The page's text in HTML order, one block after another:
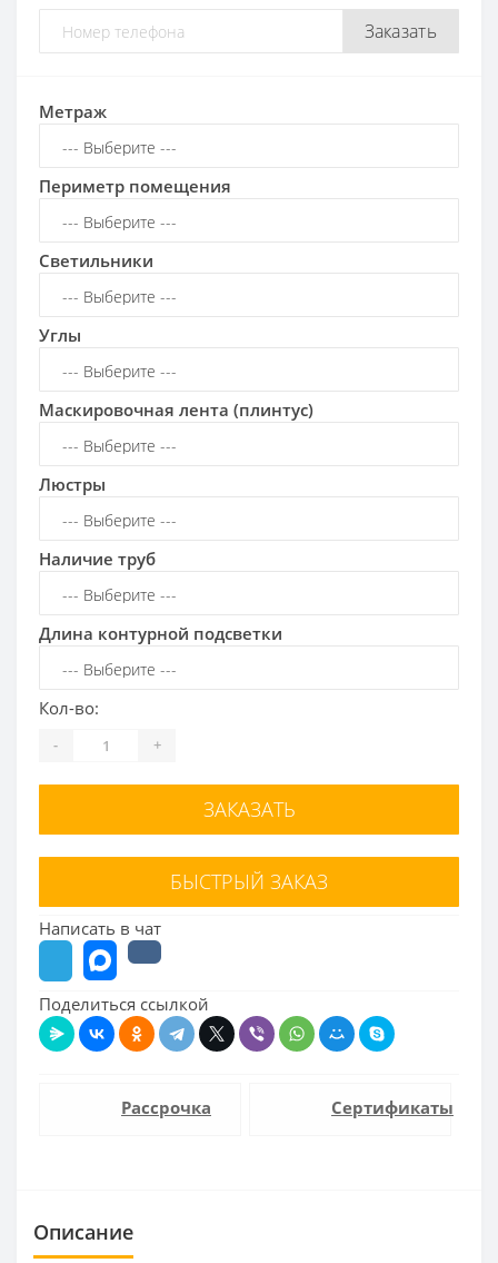
Заказать
Метраж
Периметр помещения
Светильники
Углы
Маскировочная лента (плинтус)
Люстры
Наличие труб
Длина контурной подсветки
Кол-во:
- +
ЗАКАЗАТЬ
БЫСТРЫЙ ЗАКАЗ
Написать в чат
Поделиться ссылкой
Рассрочка Сертификаты
Описание